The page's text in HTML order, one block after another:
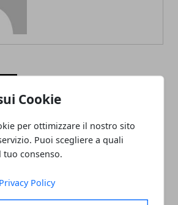
Cookie
per ottimizzare il nostro sito
Puoi scegliere a quali
consenso.
Privacy Policy